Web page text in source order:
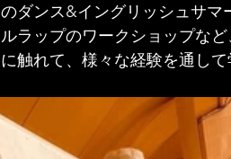
のダンス&イングリッシュサマ
ルラップのワークショップな
に触れて、様々な経験を通し